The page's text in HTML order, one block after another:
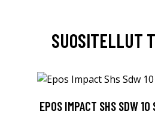
SUOSITELLUT
EPOS IMPACT SHS SDW 10